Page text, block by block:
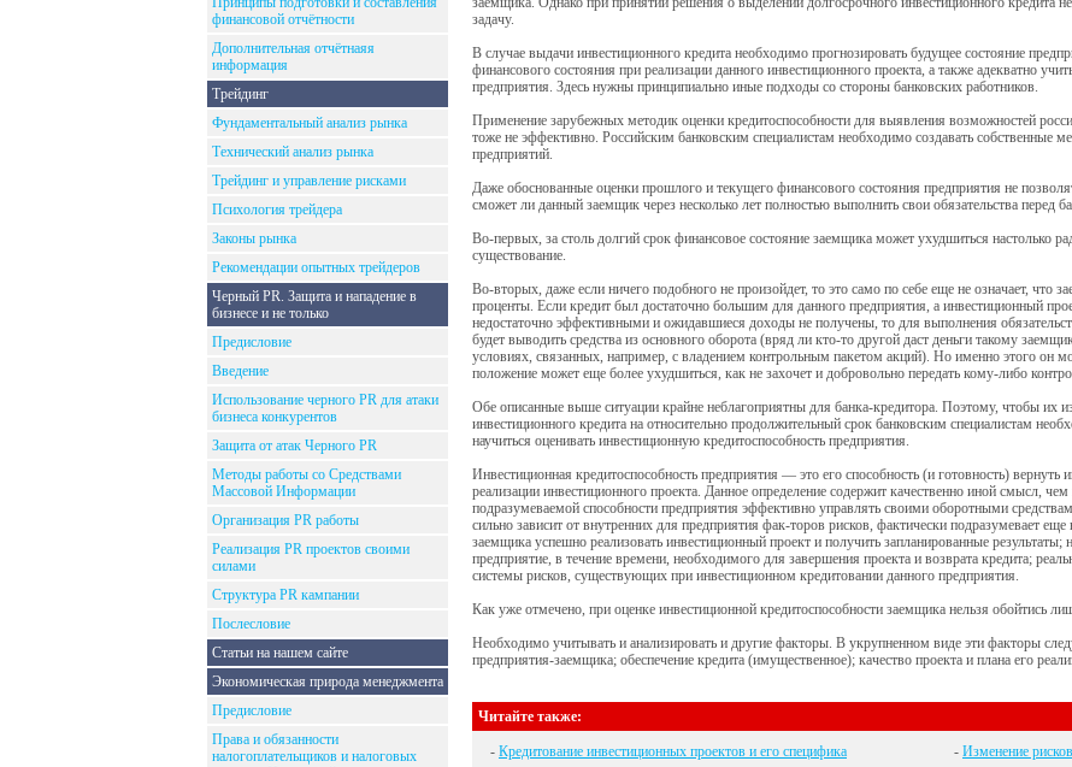
финансовой отчётности
Дополнительная отчётнаяя
информация
Трейдинг
Фундаментальный анализ рынка
Технический анализ рынка
Трейдинг и управление рисками
Психология трейдера
Законы рынка
Рекомендации опытных трейдеров
Черный PR. Защита и нападение в
бизнесе и не только
Предисловие
Введение
Использование черного PR для атаки
бизнеса конкурентов
Защита от атак Черного PR
Методы работы со Средствами
Массовой Информации
Организация PR работы
Реализация PR проектов своими
силами
Структура PR кампании
Послесловие
Статьи на нашем сайте
Экономическая природа менеджмента
Предисловие
Права и обязанности
налогоплательщиков и налоговых
задачу.
В случае выдачи инвестиционного кредита необходимо прогнозировать будущее состояние
финансового состояния при реализации данного инвестиционного проекта, а также адекватно
предприятия. Здесь нужны принципиально иные подходы со стороны банковских работников.
Применение зарубежных методик оценки кредитоспособности для выявления возможностей
тоже не эффективно. Российским банковским специалистам необходимо создавать собственные
предприятий.
Даже обоснованные оценки прошлого и текущего финансового состояния предприятия не
сможет ли данный заемщик через несколько лет полностью выполнить свои обязательства перед
Во-первых, за столь долгий срок финансовое состояние заемщика может ухудшиться настолько
существование.
Во-вторых, даже если ничего подобного не произойдет, то это само по себе еще не означает, что
проценты. Если кредит был достаточно большим для данного предприятия, а инвестиционный
недостаточно эффективными и ожидавшиеся доходы не получены, то для выполнения
будет выводить средства из основного оборота (вряд ли кто-то другой даст деньги такому
условиях, связанных, например, с владением контрольным пакетом акций). Но именно этого он
положение может еще более ухудшиться, как не захочет и добровольно передать кому-либо
Обе описанные выше ситуации крайне неблагоприятны для банка-кредитора. Поэтому, чтобы их
инвестиционного кредита на относительно продолжительный срок банковским специалистам
научиться оценивать инвестиционную кредитоспособность предприятия.
Инвестиционная кредитоспособность предприятия — это его способность (и готовность) вернуть
реализации инвестиционного проекта. Данное определение содержит качественно иной смысл,
подразумеваемой способности предприятия эффективно управлять своими оборотными
сильно зависит от внутренних для предприятия фак-торов рисков, фактически подразумевает еще
заемщика успешно реализовать инвестиционный проект и получить запланированные результаты;
предприятие, в течение времени, необходимого для завершения проекта и возврата кредита;
системы рисков, существующих при инвестиционном кредитовании данного предприятия.
Как уже отмечено, при оценке инвестиционной кредитоспособности заемщика нельзя обойтись
Необходимо учитывать и анализировать и другие факторы. В укрупненном виде эти факторы
предприятия-заемщика; обеспечение кредита (имущественное); качество проекта и плана его
Читайте также:
- Кредитование инвестиционных проектов и его специфика
- Изменение